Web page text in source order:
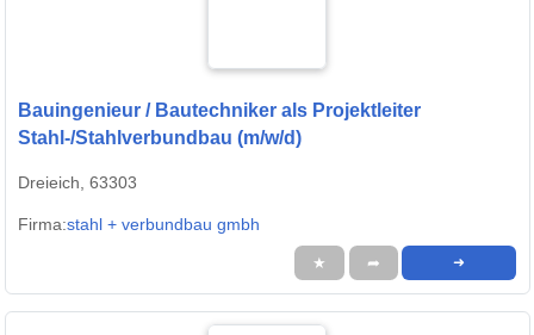
Bauingenieur / Bautechniker als Projektleiter
Stahl-/Stahlverbundbau (m/w/d)
Dreieich, 63303
Firma:stahl + verbundbau gmbh
★ ➦ ➜